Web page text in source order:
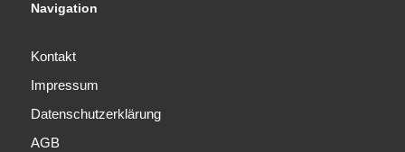
Navigation
Kontakt
Impressum
Datenschutzerklärung
AGB